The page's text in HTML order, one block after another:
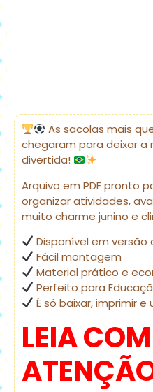
As sacolas mais
chegaram para deixar a
divertida!
Arquivo em PDF pronto
organizar atividades,
muito charme junino e
Disponível em versão
Fácil montagem
Material prático e
Perfeito para
É só baixar, imprimir e
LEIA COM